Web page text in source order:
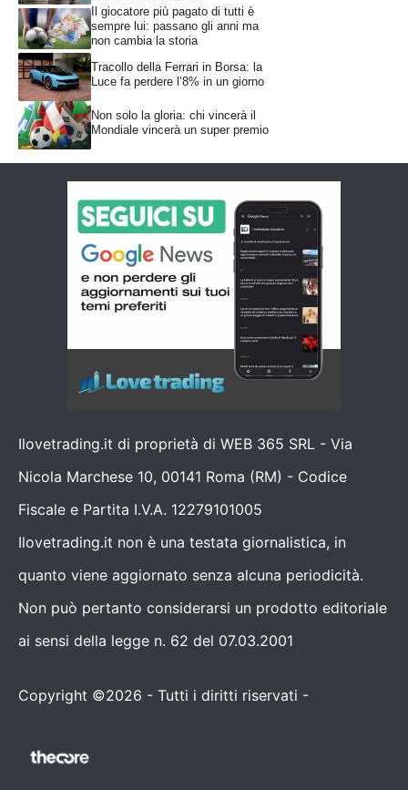
Il giocatore più pagato di tutti è
sempre lui: passano gli anni ma
non cambia la storia
Tracollo della Ferrari in Borsa: la
Luce fa perdere l’8% in un giorno
Non solo la gloria: chi vincerà il
Mondiale vincerà un super premio
Ilovetrading.it di proprietà di WEB 365 SRL - Via
Nicola Marchese 10, 00141 Roma (RM) - Codice
Fiscale e Partita I.V.A. 12279101005
Ilovetrading.it non è una testata giornalistica, in
quanto viene aggiornato senza alcuna periodicità.
Non può pertanto considerarsi un prodotto editoriale
ai sensi della legge n. 62 del 07.03.2001
Copyright ©2026 - Tutti i diritti riservati -